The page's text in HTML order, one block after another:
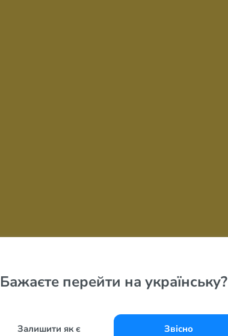
Бажаєте перейти на українську?
Залишити як є Звісно